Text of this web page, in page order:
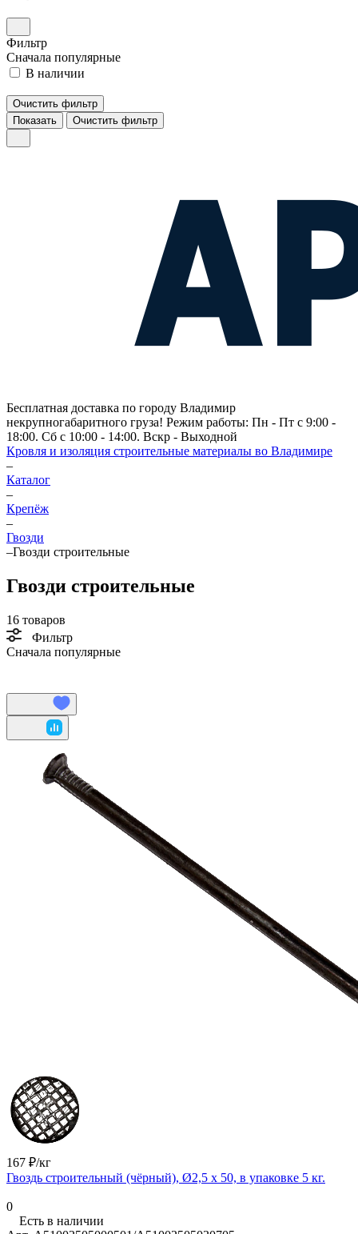
Фильтр
Сначала популярные
В наличии
Очистить фильтр
Показать
Очистить фильтр
Бесплатная доставка по городу Владимир
некрупногабаритного груза! Режим работы: Пн - Пт с 9:00 -
18:00. Сб с 10:00 - 14:00. Вскр - Выходной
Кровля и изоляция строительные материалы во Владимире
–
Каталог
–
Крепёж
–
Гвозди
–Гвозди строительные
Гвозди строительные
16 товаров
Фильтр
Сначала популярные
167 ₽/кг
Гвоздь строительный (чёрный), Ø2,5 х 50, в упаковке 5 кг.
0
Есть в наличии